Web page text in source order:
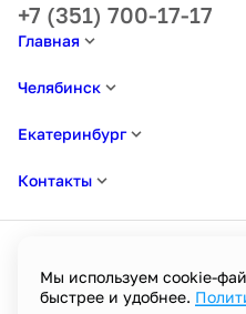
Главная
Челябинск
Екатеринбург
Контакты
+7 (351) 700-17-17
Политика в отношении
Мы используем cookie-
быстрее и удобнее.